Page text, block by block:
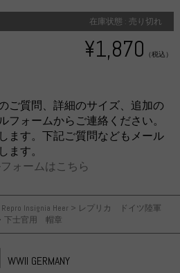
Repro Insignia Heer > レプリカ ドイツ陸軍
下士官用 帽章
WWII GERMANY
在庫状態 : 売り切れ
¥1,870 （税込）
ご質問、詳細のサイズ、追加の
フォームからご連絡ください。
ます。下記ご質問などもメール
ます。
ォームはこちら